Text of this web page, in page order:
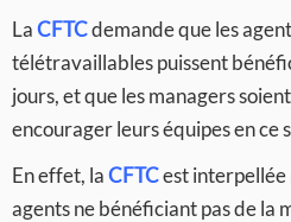
LaCFTCdemande que les
télétravaillables puissent
jours, et que les managers
encourager leurs équipes en ce
En effet, laCFTCest
agents ne bénéficiant pas de la